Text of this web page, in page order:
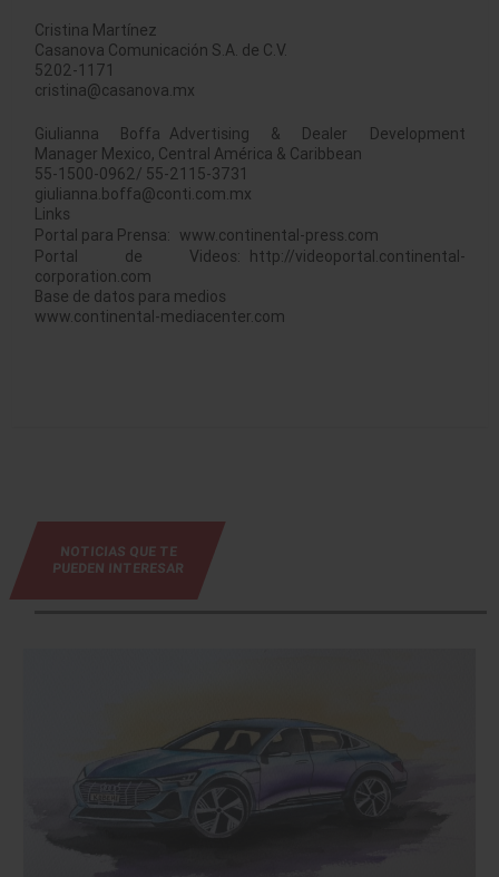
Cristina Martínez
Casanova Comunicación S.A. de C.V.
5202-1171
cristina@casanova.mx
Giulianna Boffa Advertising & Dealer Development
Manager Mexico, Central América & Caribbean
55-1500-0962/ 55-2115-3731
giulianna.boffa@conti.com.mx
Links
Portal para Prensa: www.continental-press.com
Portal de Videos: http://videoportal.continental-
corporation.com
Base de datos para medios
www.continental-mediacenter.com
NOTICIAS QUE TE
PUEDEN INTERESAR